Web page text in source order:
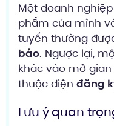
Một doanh
phẩm của mình
tuyến thường
báo. Ngược lại,
khác vào mở
thuộc diện đăng
Lưu ý quan